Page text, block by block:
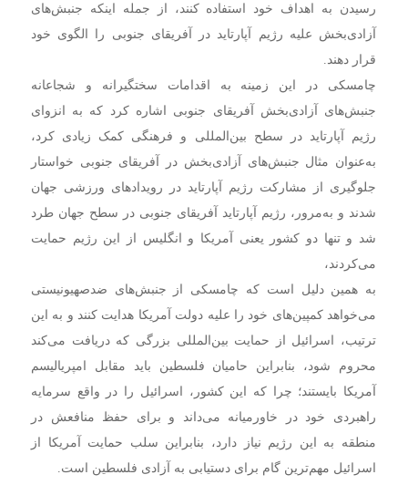
رسیدن به اهداف خود استفاده کنند، از جمله اینکه جنبش‌های
آزادی‌بخش علیه رژیم آپارتاید در آفریقای جنوبی را الگوی خود
قرار دهند.
چامسکی در این زمینه به اقدامات سختگیرانه و شجاعانه
جنبش‌های آزادی‌بخش آفریقای جنوبی اشاره کرد که به انزوای
رژیم آپارتاید در سطح بین‌المللی و فرهنگی کمک زیادی کرد،
به‌عنوان مثال جنبش‌های آزادی‌بخش در آفریقای جنوبی خواستار
جلوگیری از مشارکت رژیم آپارتاید در رویدادهای ورزشی جهان
شدند و به‌مرور، رژیم آپارتاید آفریقای جنوبی در سطح جهان طرد
شد و تنها دو کشور یعنی آمریکا و انگلیس از این رژیم حمایت
می‌کردند،
به همین دلیل است که چامسکی از جنبش‌های ضدصهیونیستی
می‌خواهد کمپین‌های خود را علیه دولت آمریکا هدایت کنند و به این
ترتیب، اسرائیل از حمایت بین‌المللی بزرگی که دریافت می‌کند
محروم شود، بنابراین حامیان فلسطین باید مقابل امپریالیسم
آمریکا بایستند؛ چرا که این کشور، اسرائیل را در واقع سرمایه
راهبردی خود در خاورمیانه می‌داند و برای حفظ منافعش در
منطقه به این رژیم نیاز دارد، بنابراین سلب حمایت آمریکا از
اسرائیل مهم‌ترین گام برای دستیابی به آزادی فلسطین است.